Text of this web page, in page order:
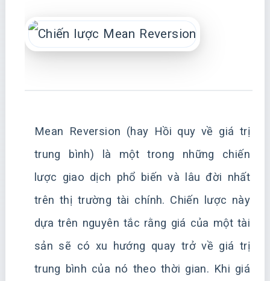
Mean Reversion (hay Hồi quy về giá trị
trung bình) là một trong những chiến
lược giao dịch phổ biến và lâu đời nhất
trên thị trường tài chính. Chiến lược này
dựa trên nguyên tắc rằng giá của một tài
sản sẽ có xu hướng quay trở về giá trị
trung bình của nó theo thời gian. Khi giá